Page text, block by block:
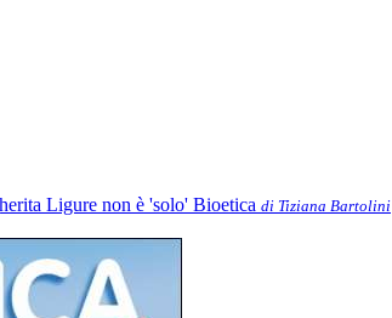
Ligure non è 'solo' Bioetica di Tiziana Bartolini